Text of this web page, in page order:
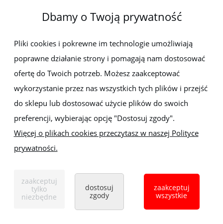
Newsletter
Zapisz się do newslettera, aby być na bieżąco z nowościami i
promocjami
Handlowa 1, 35-103 Rzeszów
Tel:
+48 17 853 90 49 +48 668 191 214
Dbamy o Twoją prywatność
Pliki cookies i pokrewne im technologie umożliwiają
poprawne działanie strony i pomagają nam dostosować
ofertę do Twoich potrzeb. Możesz zaakceptować
wykorzystanie przez nas wszystkich tych plików i przejść
do sklepu lub dostosować użycie plików do swoich
preferencji, wybierając opcję "Dostosuj zgody".
Więcej o plikach cookies przeczytasz w naszej Polityce
prywatności.
zaakceptuj
tylko
niezbędne
dostosuj
zgody
zaakceptuj
wszystkie